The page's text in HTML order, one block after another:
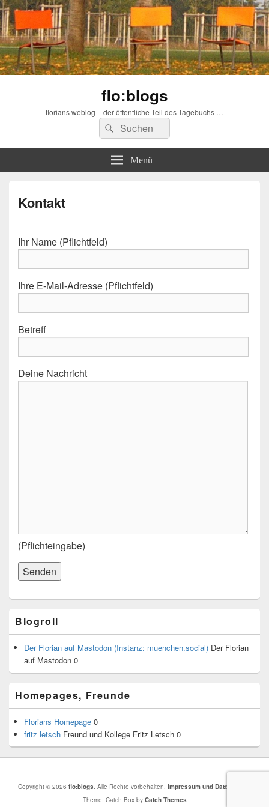
flo:blogs
florians weblog – der öffentliche Teil des Tagebuchs …
Suchen
nach:
Suchen
Menü
Kontakt
Ihr Name (Pflichtfeld)
Ihre E-Mail-Adresse (Pflichtfeld)
Betreff
Deine Nachricht
(Pflichteingabe)
Seitenleisten-
Widgetbereich
Blogroll
Der Florian auf Mastodon (Instanz: muenchen.social) Der Florian
auf Mastodon 0
Homepages, Freunde
Florians Homepage 0
fritz letsch Freund und Kollege Fritz Letsch 0
Copyright © 2026 flo:blogs. Alle Rechte vorbehalten. Impressum und Datenschutz
Theme: Catch Box by Catch Themes